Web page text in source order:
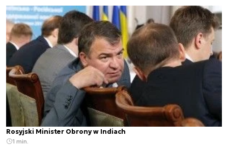
Rosyjski Minister Obrony w Indiach
1 min.